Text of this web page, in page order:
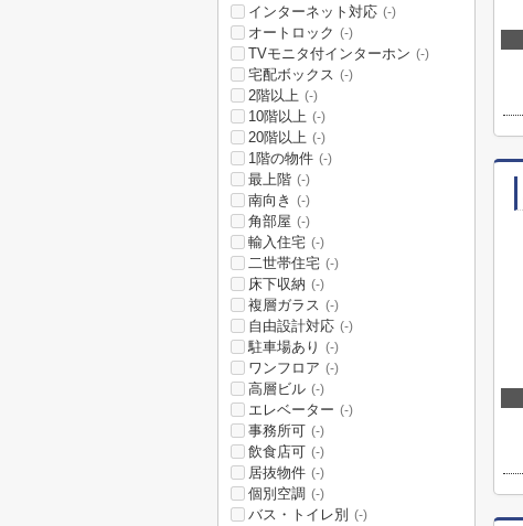
インターネット対応 (-)
オートロック (-)
TVモニタ付インターホン (-)
宅配ボックス (-)
2階以上 (-)
10階以上 (-)
20階以上 (-)
1階の物件 (-)
最上階 (-)
南向き (-)
角部屋 (-)
輸入住宅 (-)
二世帯住宅 (-)
床下収納 (-)
複層ガラス (-)
自由設計対応 (-)
駐車場あり (-)
ワンフロア (-)
高層ビル (-)
エレベーター (-)
事務所可 (-)
飲食店可 (-)
居抜物件 (-)
個別空調 (-)
バス・トイレ別 (-)